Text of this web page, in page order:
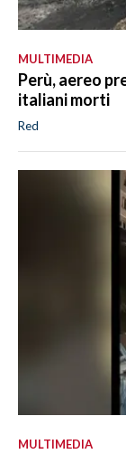
MULTIMEDIA
Perù, aereo
italiani morti
Red
MULTIMEDIA